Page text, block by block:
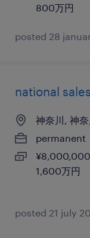
800万円
posted 28
national
神奈川, 神
permanent
1,600万円
posted 21 july